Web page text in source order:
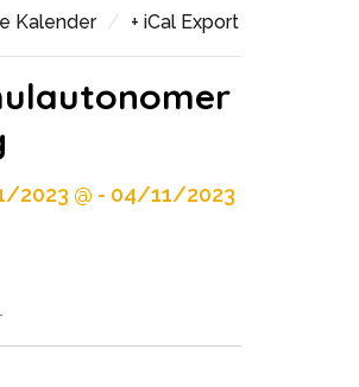
Kalender / + iCal Export
2023 @ - 04/11/2023